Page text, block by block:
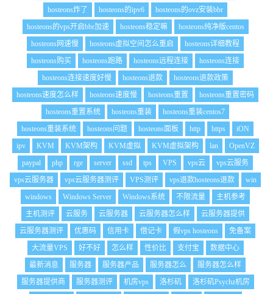
hosteons炸了
hosteons的ipv6
hosteons的ovz安装bbr
hosteons的vps开启bbr加速
hosteons稳定嘛
hosteons纯净版centos
hosteons网速慢
hosteons虚拟空间怎么重启
hosteons详细教程
hosteons购买
hosteons跑路 hosteons远程连接
hosteons连接
hosteons连接速度好慢
hosteons退款
hosteons退款政策
hosteons速度怎么样
hosteons速度慢 hosteons重置
hosteons重置密码
hosteons重置系统
hosteons重装
hosteons重装centos7
hosteons重装系统
hosteons问题 hosteons面板 http https
iON
ipv
KVM KVM架构 KVM虚拟 KVM虚拟架构 lan
OpenVZ
paypal
php rge server ssd tps VPS vps云
vps云服务
vps云服务器
vps云服务器测评 VPS测评 vps退款hosteons退款
win
windows
Windows Server Windows系统 不限流量
主机参考
主机测评
云服务 云服务器 云服务器怎么样
云服务器提供
云服务器测评
优惠码 信用卡 借记卡 假vps hosteons
免备案
大流量VPS
好不好 怎么样 性价比 支付宝
数据中心
最新消息
服务器 服务器产品 服务器怎么
服务器怎么样
服务器提供商
服务器测评 机房vps 洛杉矶
洛杉矶Psychz机房